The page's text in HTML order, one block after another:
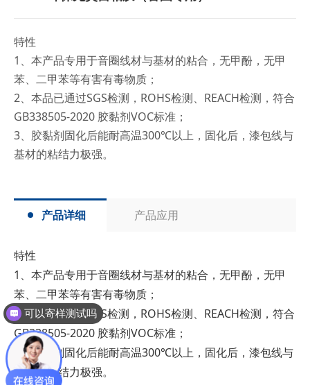
特性
1、本产品专用于音圈线材与基材的粘合，无甲酚，无甲
苯、二甲苯等有害有毒物质；
2、本品已通过SGS检测，ROHS检测、REACH检测，符合
GB338505-2020 胶黏剂VOC标准；
3、胶黏剂固化后能耐高温300℃以上，固化后，漆包线与
基材的粘结力极强。
产品详细 产品应用
特性
1、本产品专用于音圈线材与基材的粘合，无甲酚，无甲
苯、二甲苯等有害有毒物质；
2、本品已通过SGS检测，ROHS检测、REACH检测，符合
GB338505-2020 胶黏剂VOC标准；
3、胶黏剂固化后能耐高温300℃以上，固化后，漆包线与
基材的粘结力极强。
可以寄样测试吗